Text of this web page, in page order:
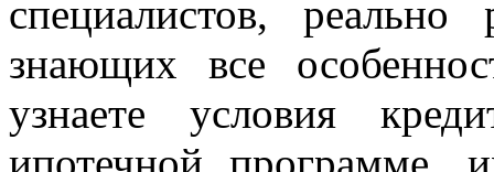
специалистов,
знающих все
узнаете условия
ипотечной